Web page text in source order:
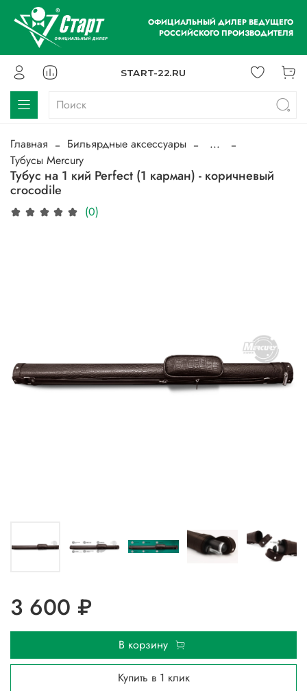
ОФИЦИАЛЬНЫЙ ДИЛЕР ВЕДУЩЕГО
РОССИЙСКОГО ПРОИЗВОДИТЕЛЯ
START-22.RU
Главная Бильярдные аксессуары
...
Тубусы Mercury
Тубус на 1 кий Perfect (1 карман) - коричневый
crocodile
(0)
3 600 ₽
В корзину
Купить в 1 клик